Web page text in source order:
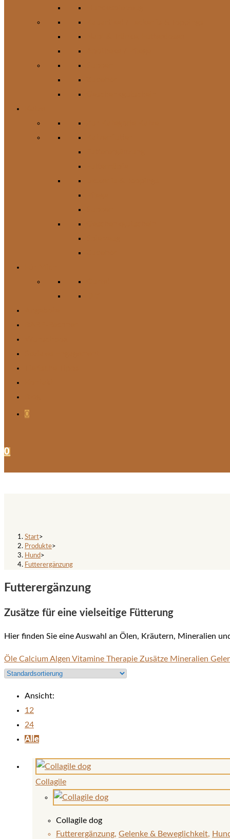
0
0
Start>
Produkte>
Hund>
Futterergänzung
Futterergänzung
Zusätze für eine vielseitige Fütterung
Hier finden Sie eine Auswahl an Ölen, Kräutern, Mineralien
Öle CalciumAlgen Vitamine Therapie Zusätze Mineralien
Ansicht:
12
24
Alle
Collagile
Collagile dog
Futterergänzung, Gelenke & Beweglichkeit,